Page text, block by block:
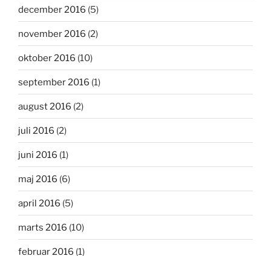
december 2016 (5)
november 2016 (2)
oktober 2016 (10)
september 2016 (1)
august 2016 (2)
juli 2016 (2)
juni 2016 (1)
maj 2016 (6)
april 2016 (5)
marts 2016 (10)
februar 2016 (1)